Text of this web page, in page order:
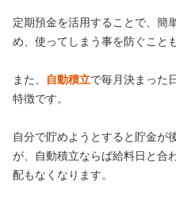
定期預金を活用することで、簡
め、使ってしまう事を防ぐこと
また、 自動積立で毎月決まった
特徴です。
自分で貯めようとすると貯金が
が、自動積立ならば給料日と合
配もなくなります。